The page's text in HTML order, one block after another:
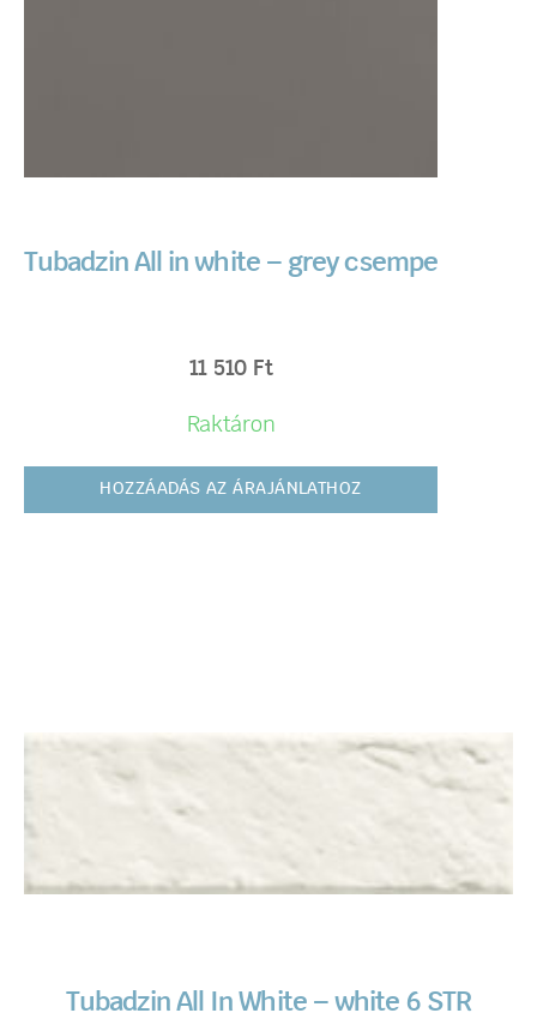
Tubadzin All in white – grey csempe
11 510 Ft
Raktáron
HOZZÁADÁS AZ ÁRAJÁNLATHOZ
Tubadzin All In White – white 6 STR